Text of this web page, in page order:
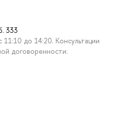
333
11:10 до 14:20. Консультации
договоренности.